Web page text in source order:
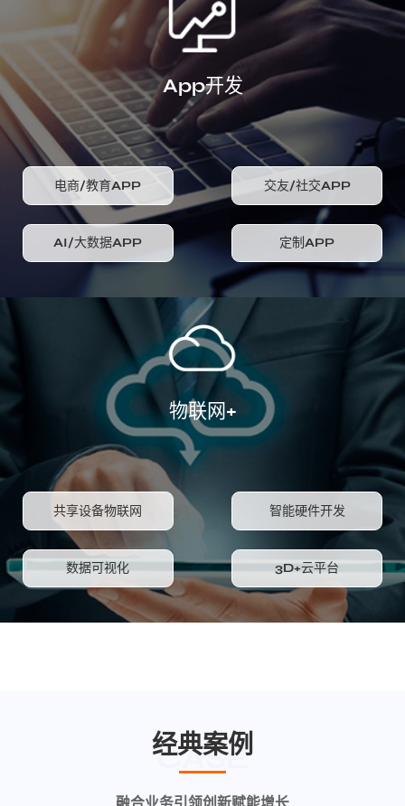
App开发
电商/教育APP 交友/社交APP
AI/大数据APP 定制APP
物联网+
共享设备物联网 智能硬件开发
数据可视化 3D+云平台
经典案例
CASE